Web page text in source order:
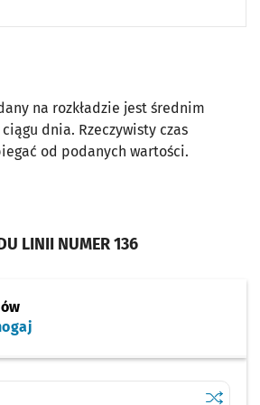
LINII NUMER 136
Sprawdź
Kozanów
23
na rozkładzie jest średnim
dnia. Rzeczywisty czas
od podanych wartości.